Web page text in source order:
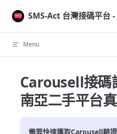
Skip to content
SMS-Act 台灣接碼平台
Menu
Carousell接碼
南亞二手平台
需要快速獲取Carousell驗